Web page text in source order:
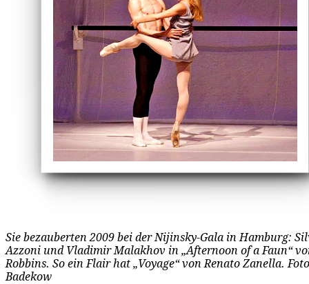
Sie bezauberten 2009 bei der Nijinsky-Gala in Hamburg:
Azzoni und Vladimir Malakhov in „Afternoon of a Faun“
Robbins. So ein Flair hat „Voyage“ von Renato Zanella.
Badekow